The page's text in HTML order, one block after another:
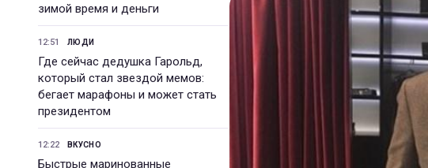
зимой время и деньги
12:51 ЛЮДИ
Где сейчас дедушка Гарольд,
который стал звездой мемов:
бегает марафоны и может стать
президентом
12:22 ВКУСНО
Быстрые маринованные